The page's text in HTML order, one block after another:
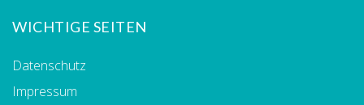
WICHTIGE SEITEN
Datenschutz
Impressum